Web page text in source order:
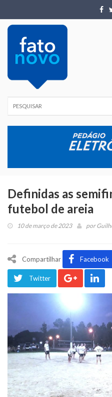
Definidas as
futebol de areia
10 de março de 2023 por
Compartilhar Facebook
Twitter